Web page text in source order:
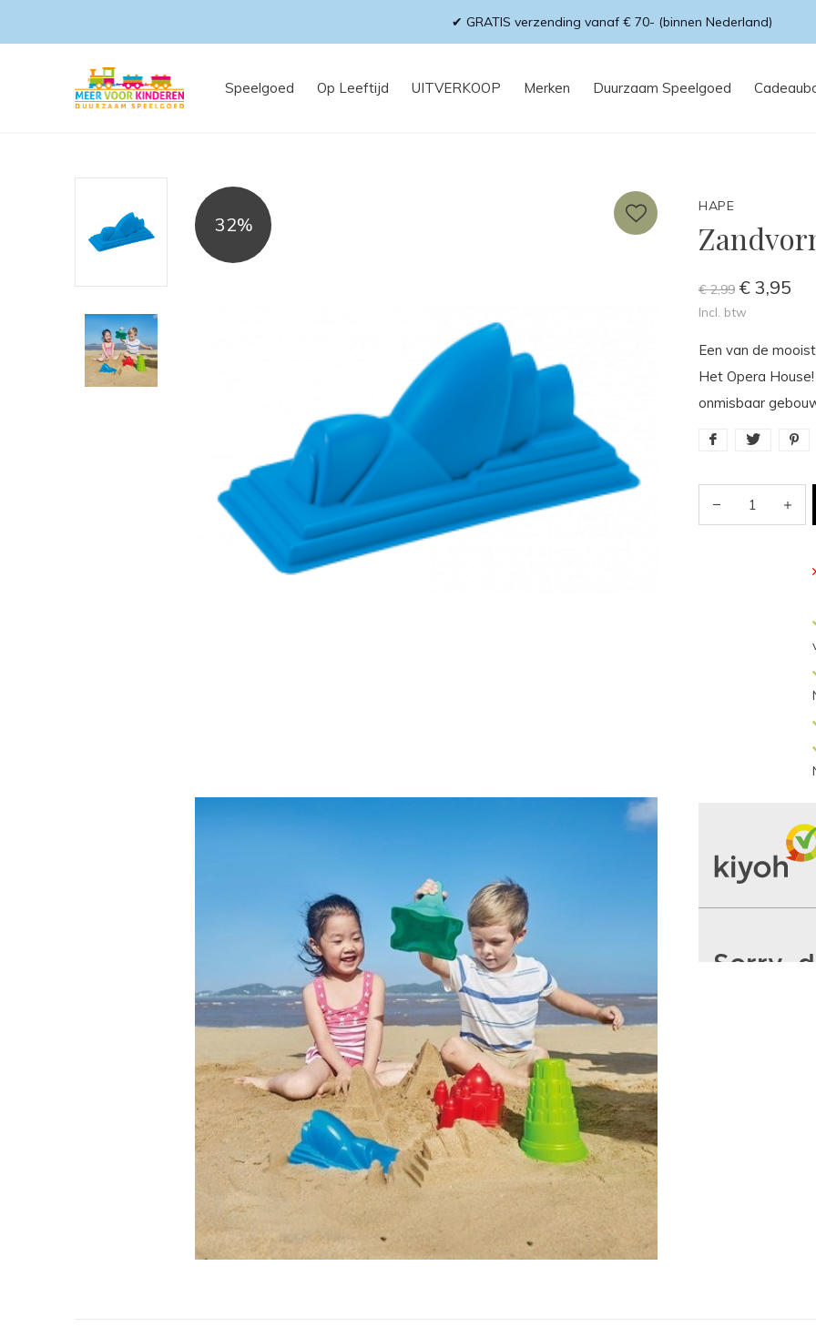
Speelgoed Op Leeftijd UITVERKOOP Merken Duurzaam Speelgoed
✔ GRATIS verzending vanaf € 70- (binnen Nederland)
32%
HAPE
€ 2,99 € 3,95
Incl. btw
Een van de
Het Opera
onmisbaar